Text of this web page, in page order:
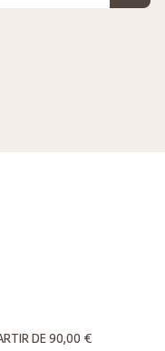
DE 90,00 €